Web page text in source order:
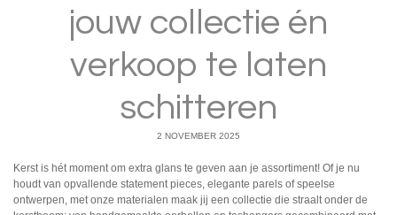
jouw collectie én
verkoop te laten
schitteren
2 NOVEMBER 2025
Kerst is hét moment om extra glans te geven aan je assortiment! Of je nu
houdt van opvallende statement pieces, elegante parels of speelse
ontwerpen, met onze materialen maak jij een collectie die straalt onder de